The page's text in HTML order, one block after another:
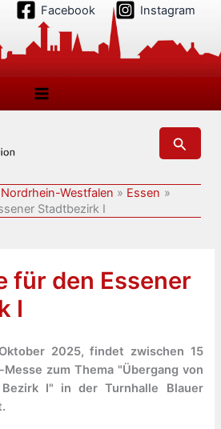
Facebook Instagram
Suchen
Nordrhein-Westfalen
Essen
Stadtbezirk I
für den Essener
I
2025, findet zwischen 15
zum Thema "Übergang von
I" in der Turnhalle Blauer